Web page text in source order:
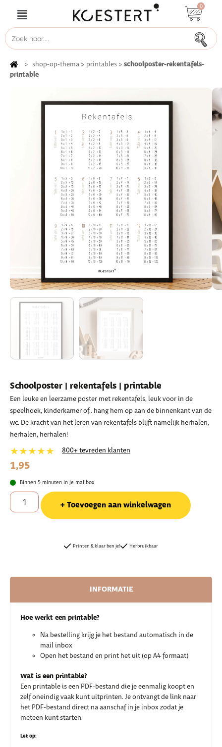
0
> shop-op-thema > printables > schoolposter-rekentafels-
printable
Schoolposter | rekentafels | printable
Een leuke en leerzame poster met rekentafels, leuk voor in de
speelhoek, kinderkamer of.. hang hem op aan de binnenkant van de
wc. De kracht van het leren van rekentafels blijft namelijk herhalen,
herhalen, herhalen!
★★★★★ 800+ tevreden klanten
1,95
Binnen 5 minuten in je mailbox
Toevoegen aan winkelwagen
Printen & klaar ben je! Herbruikbaar
INFORMATIE
Hoe werkt een printable?
Na bestelling krijg je het bestand automatisch in de
mail inbox
Open het bestand en print het uit (op A4 formaat)
Wat is een printable?
Een printable is een PDF-bestand die je eenmalig koopt en
zelf oneindig vaak kunt uitprinten. Je ontvangt de link naar
het PDF-bestand direct na aanschaf in je inbox zodat je
meteen kunt starten.
Let op: